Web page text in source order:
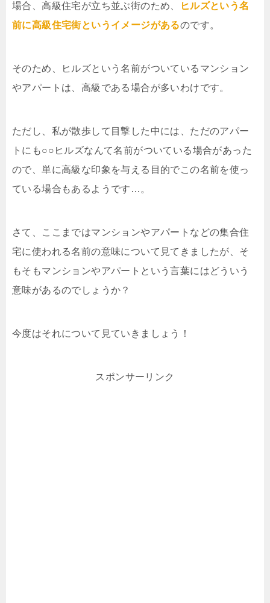
場合、高級住宅が立ち並ぶ街のため、
ヒルズという名
前に高級住宅街というイメージがあるのです。
そのため、ヒルズという名前がついているマンション
やアパートは、高級である場合が多いわけです。
ただし、私が散歩して目撃した中には、ただのアパー
トにも○○ヒルズなんて名前がついている場合があった
ので、単に高級な印象を与える目的でこの名前を使っ
ている場合もあるようです…。
さて、ここまではマンションやアパートなどの集合住
宅に使われる名前の意味について見てきましたが、そ
もそもマンションやアパートという言葉にはどういう
意味があるのでしょうか？
今度はそれについて見ていきましょう！
スポンサーリンク